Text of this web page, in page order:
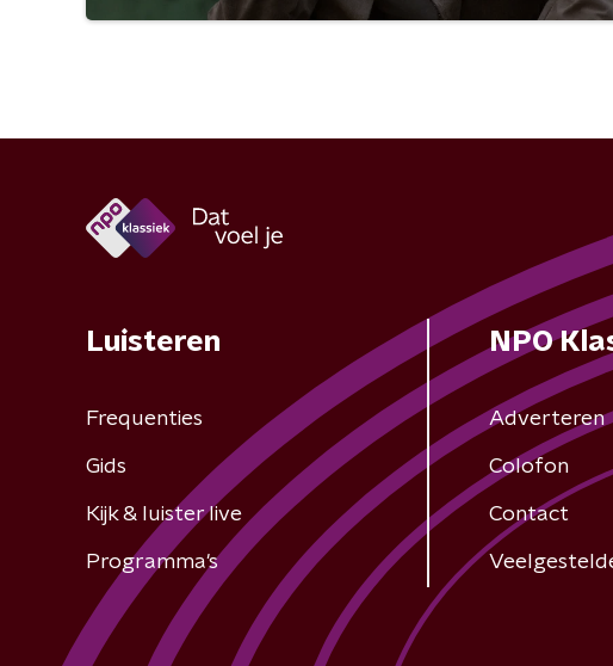
Luisteren
Frequenties
Gids
Kijk & luister live
Programma's
NPO
Adverteren
Colofon
Contact